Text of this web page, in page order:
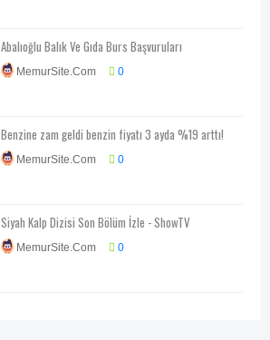
Abalıoğlu Balık Ve Gıda Burs Başvuruları
MemurSite.Com 0
Benzine zam geldi benzin fiyatı 3 ayda %19 arttı!
MemurSite.Com 0
Siyah Kalp Dizisi Son Bölüm İzle - ShowTV
MemurSite.Com 0